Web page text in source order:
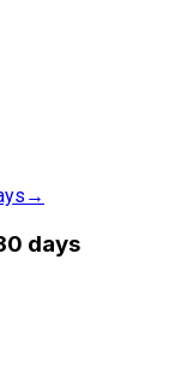
→
days